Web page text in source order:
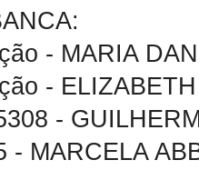
- MARIA
-
-
- MARCELA